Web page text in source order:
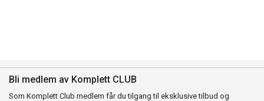
Bli medlem av Komplett CLUB
Som Komplett Club medlem får du tilgang til eksklusive tilbud og